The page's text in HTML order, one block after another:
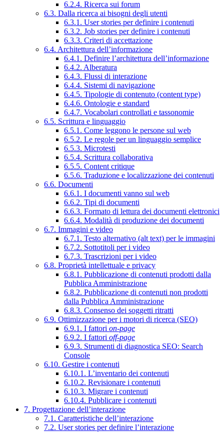
6.2.4. Ricerca sui forum
6.3. Dalla ricerca ai bisogni degli utenti
6.3.1. User stories per definire i contenuti
6.3.2. Job stories per definire i contenuti
6.3.3. Criteri di accettazione
6.4. Architettura dell’informazione
6.4.1. Definire l’architettura dell’informazione
6.4.2. Alberatura
6.4.3. Flussi di interazione
6.4.4. Sistemi di navigazione
6.4.5. Tipologie di contenuto (content type)
6.4.6. Ontologie e standard
6.4.7. Vocabolari controllati e tassonomie
6.5. Scrittura e linguaggio
6.5.1. Come leggono le persone sul web
6.5.2. Le regole per un linguaggio semplice
6.5.3. Microtesti
6.5.4. Scrittura collaborativa
6.5.5. Content critique
6.5.6. Traduzione e localizzazione dei contenuti
6.6. Documenti
6.6.1. I documenti vanno sul web
6.6.2. Tipi di documenti
6.6.3. Formato di lettura dei documenti elettronici
6.6.4. Modalità di produzione dei documenti
6.7. Immagini e video
6.7.1. Testo alternativo (alt text) per le immagini
6.7.2. Sottotitoli per i video
6.7.3. Trascrizioni per i video
6.8. Proprietà intellettuale e privacy
6.8.1. Pubblicazione di contenuti prodotti dalla
Pubblica Amministrazione
6.8.2. Pubblicazione di contenuti non prodotti
dalla Pubblica Amministrazione
6.8.3. Consenso dei soggetti ritratti
6.9. Ottimizzazione per i motori di ricerca (SEO)
6.9.1. I fattori on-page
6.9.2. I fattori off-page
6.9.3. Strumenti di diagnostica SEO: Search
Console
6.10. Gestire i contenuti
6.10.1. L’inventario dei contenuti
6.10.2. Revisionare i contenuti
6.10.3. Migrare i contenuti
6.10.4. Pubblicare i contenuti
7. Progettazione dell’interazione
7.1. Caratteristiche dell’interazione
7.2. User stories per definire l’interazione